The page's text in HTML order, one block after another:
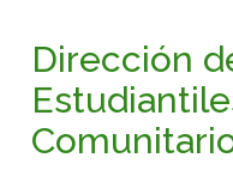
Dirección